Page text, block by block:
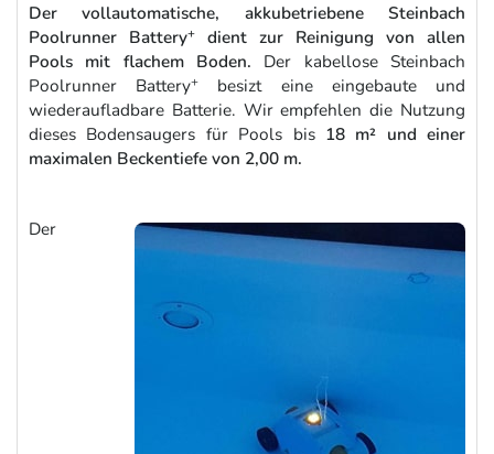
Der vollautomatische, akkubetriebene Steinbach
Poolrunner Battery+
dient zur Reinigung von allen
Pools mit flachem Boden. Der kabellose Steinbach
Poolrunner Battery+
besizt eine eingebaute und
wiederaufladbare Batterie. Wir empfehlen die Nutzung
dieses Bodensaugers für Pools bis 18 m² und einer
maximalen Beckentiefe von 2,00 m.
Der